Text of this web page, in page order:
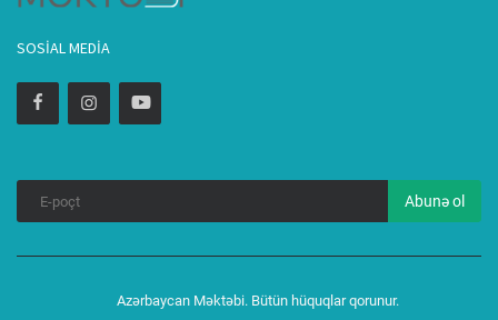
SOSIAL MEDIA
Abunə ol
Azərbaycan Məktəbi. Bütün hüquqlar qorunur.